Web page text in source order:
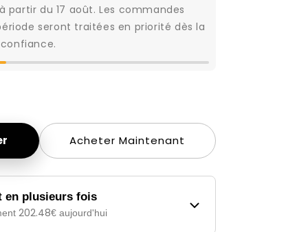
partir du 17 août. Les commandes
seront traitées en priorité dès la
Acheter Maintenant
en plusieurs fois
202.48€ aujourd'hui